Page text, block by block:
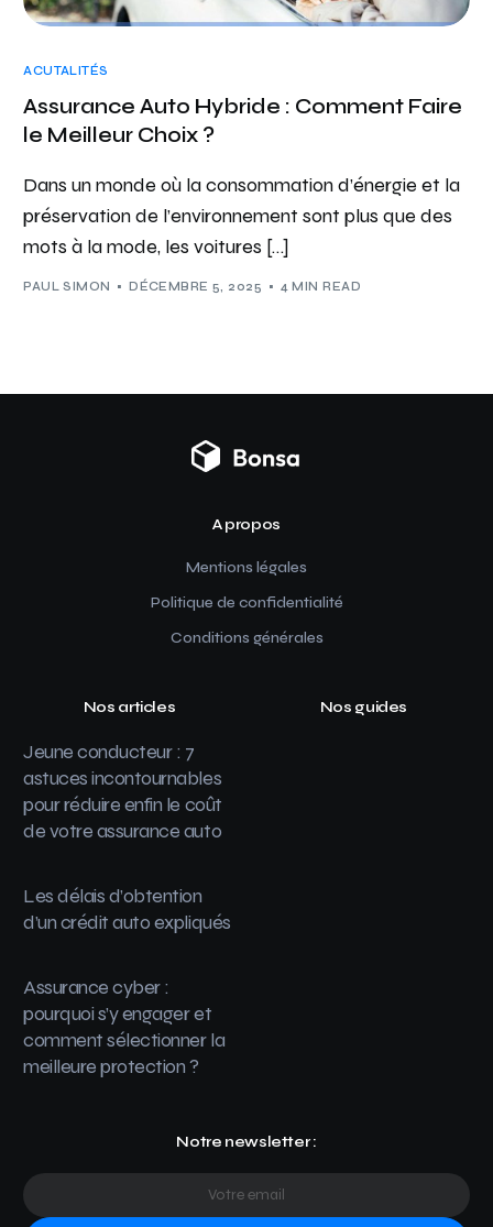
ACUTALITÉS
Assurance Auto Hybride : Comment Faire
le Meilleur Choix ?
Dans un monde où la consommation d’énergie et la
préservation de l’environnement sont plus que des
mots à la mode, les voitures […]
PAUL SIMON DÉCEMBRE 5, 2025 4 MIN READ
A propos
Mentions légales
Politique de confidentialité
Conditions générales
Nos articles
Jeune conducteur : 7
astuces incontournables
pour réduire enfin le coût
de votre assurance auto
Les délais d’obtention
d’un crédit auto expliqués
Assurance cyber :
pourquoi s’y engager et
comment sélectionner la
meilleure protection ?
Nos guides
Notre newsletter :